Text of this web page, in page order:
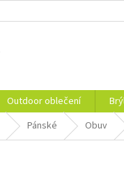
Outdoor oblečení
Pánské Obuv